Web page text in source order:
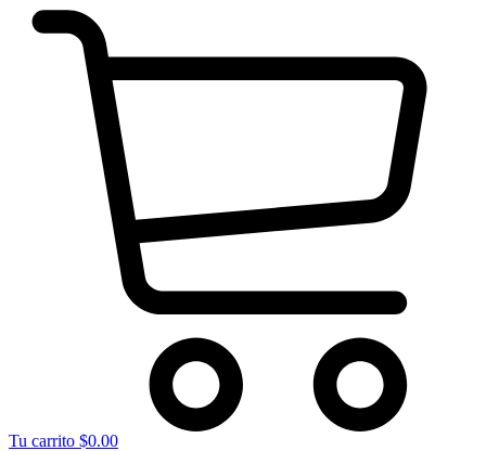
Tu carrito $0.00